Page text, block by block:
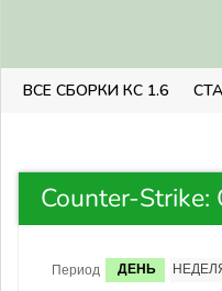
ВСЕ СБОРКИ КС 1.6
Counter-Strike:
Период ДЕНЬ